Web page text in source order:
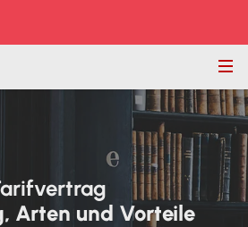
Arten und Vorteile